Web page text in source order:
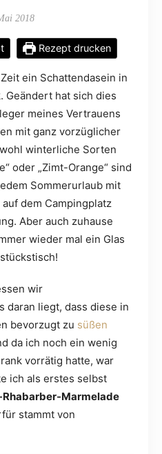
2018
Rezept drucken
ein Schattendasein in
Geändert hat sich dies
meines Vertrauens
mit ganz vorzüglicher
winterliche Sorten
oder „Zimt-Orange“ sind
Sommerurlaub mit
dem Campingplatz
Aber auch zuhause
wieder mal ein Glas
wir
daran liegt, dass diese in
bevorzugt zu süßen
da ich noch ein wenig
vorrätig hatte, war
ich als erstes selbst
Marmelade
stammt von